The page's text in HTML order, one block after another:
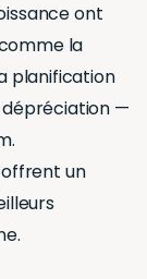
ont
la
planification
dépréciation —
un